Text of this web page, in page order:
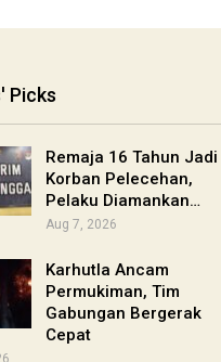
Picks
Remaja 16 Tahun Jadi
Korban Pelecehan,
Pelaku Diamankan…
Aug 7, 2026
Karhutla Ancam
Permukiman, Tim
Gabungan Bergerak
Cepat